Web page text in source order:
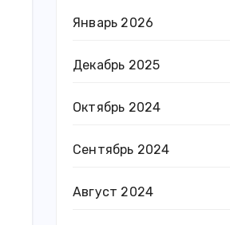
Январь 2026
Декабрь 2025
Октябрь 2024
Сентябрь 2024
Август 2024